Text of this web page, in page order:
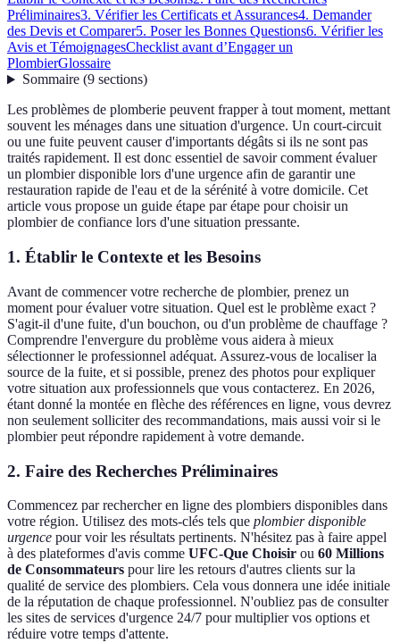
Préliminaires3. Vérifier les Certificats et Assurances4. Demander
des Devis et Comparer5. Poser les Bonnes Questions6. Vérifier les
Avis et TémoignagesChecklist avant d’Engager un
PlombierGlossaire
Sommaire(9 sections)
Les problèmes de plomberie peuvent frapper à tout moment, mettant
souvent les ménages dans une situation d'urgence. Un court-circuit
ou une fuite peuvent causer d'importants dégâts si ils ne sont pas
traités rapidement. Il est donc essentiel de savoir comment évaluer
un plombier disponible lors d'une urgence afin de garantir une
restauration rapide de l'eau et de la sérénité à votre domicile. Cet
article vous propose un guide étape par étape pour choisir un
plombier de confiance lors d'une situation pressante.
1. Établir le Contexte et les Besoins
Avant de commencer votre recherche de plombier, prenez un
moment pour évaluer votre situation. Quel est le problème exact ?
S'agit-il d'une fuite, d'un bouchon, ou d'un problème de chauffage ?
Comprendre l'envergure du problème vous aidera à mieux
sélectionner le professionnel adéquat. Assurez-vous de localiser la
source de la fuite, et si possible, prenez des photos pour expliquer
votre situation aux professionnels que vous contacterez. En 2026,
étant donné la montée en flèche des références en ligne, vous devrez
non seulement solliciter des recommandations, mais aussi voir si le
plombier peut répondre rapidement à votre demande.
2. Faire des Recherches Préliminaires
Commencez par rechercher en ligne des plombiers disponibles dans
votre région. Utilisez des mots-clés tels que plombier disponible
urgence pour voir les résultats pertinents. N'hésitez pas à faire appel
à des plateformes d'avis comme UFC-Que Choisir ou 60 Millions
de Consommateurs pour lire les retours d'autres clients sur la
qualité de service des plombiers. Cela vous donnera une idée initiale
de la réputation de chaque professionnel. N'oubliez pas de consulter
les sites de services d'urgence 24/7 pour multiplier vos options et
réduire votre temps d'attente.